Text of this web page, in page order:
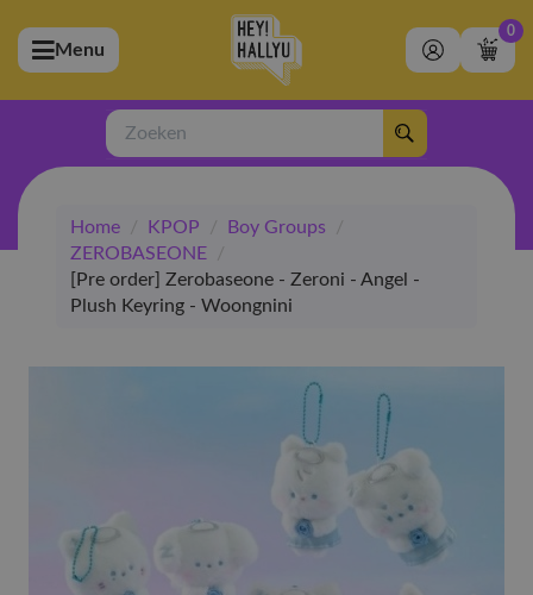
(Artiesten)
(Merchandise)
(Exclusive)
(Winkel)
Menu
0
Zoeken
Home / KPOP / Boy Groups
/
ZEROBASEONE
/
[Pre order] Zerobaseone - Zeroni - Angel -
Plush Keyring - Woongnini